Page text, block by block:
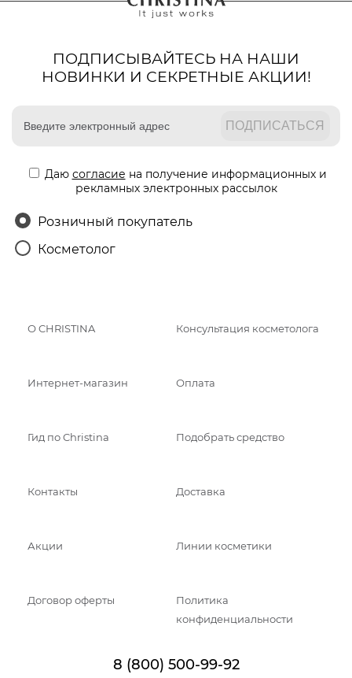
ПОДПИСЫВАЙТЕСЬ НА НАШИ
НОВИНКИ И СЕКРЕТНЫЕ АКЦИИ!
Даю согласие на получение информационных и
рекламных электронных рассылок
Розничный покупатель
Косметолог
О CHRISTINA Консультация косметолога
Интернет-магазин Оплата
Гид по Christina Подобрать средство
Контакты Доставка
Акции Линии косметики
Договор оферты
Политика
конфиденциальности
8 (800) 500-99-92